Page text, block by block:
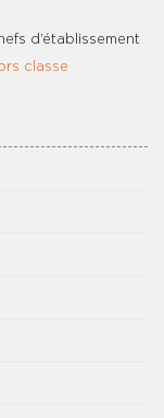
d’établissement
classe